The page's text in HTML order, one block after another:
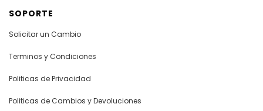
SOPORTE
Solicitar un Cambio
Terminos y Condiciones
Politicas de Privacidad
Politicas de Cambios y Devoluciones